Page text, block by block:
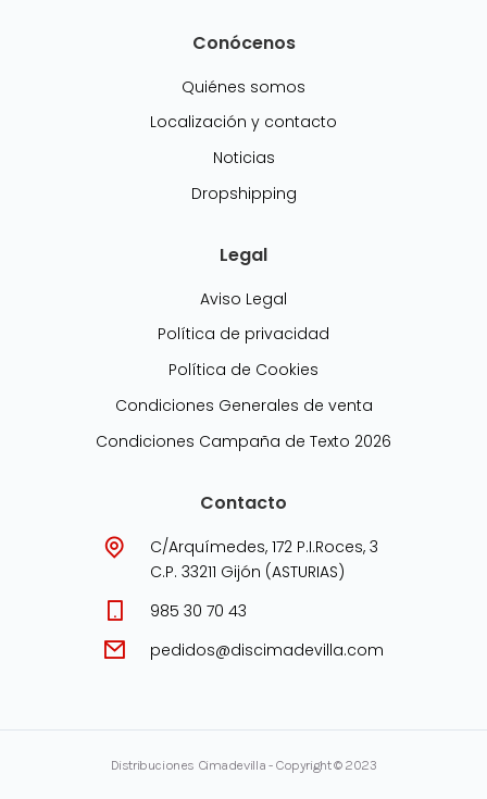
Conócenos
Quiénes somos
Localización y contacto
Noticias
Dropshipping
Legal
Aviso Legal
Política de privacidad
Política de Cookies
Condiciones Generales de venta
Condiciones Campaña de Texto 2026
Contacto
C/Arquímedes, 172 P.I.Roces, 3
C.P. 33211 Gijón (ASTURIAS)
985 30 70 43
pedidos@discimadevilla.com
Distribuciones Cimadevilla - Copyright © 2023